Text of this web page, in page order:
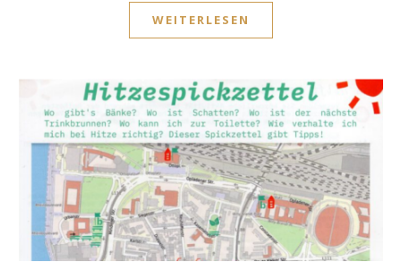
WEITERLESEN